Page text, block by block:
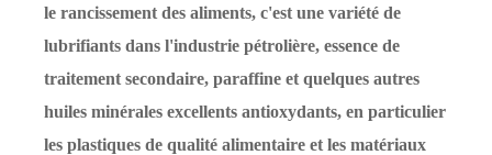
le rancissement des aliments, c'est une variété de
lubrifiants dans l'industrie pétrolière, essence de
traitement secondaire, paraffine et quelques autres
huiles minérales excellents antioxydants, en particulier
les plastiques de qualité alimentaire et les matériaux